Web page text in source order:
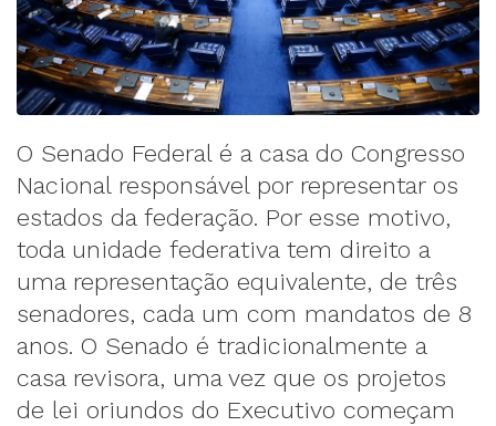
O Senado Federal é a casa do Congresso
Nacional responsável por representar os
estados da federação. Por esse motivo,
toda unidade federativa tem direito a
uma representação equivalente, de três
senadores, cada um com mandatos de 8
anos. O Senado é tradicionalmente a
casa revisora, uma vez que os projetos
de lei oriundos do Executivo começam